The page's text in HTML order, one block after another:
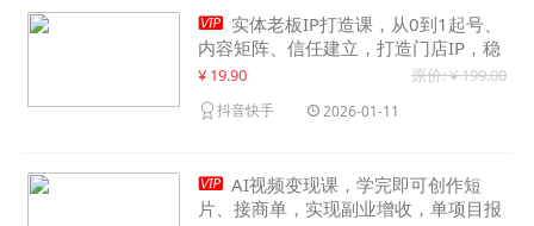
 实体老板IP打造课，从0到1起号、
内容矩阵、信任建立，打造门店IP，稳
定获客增收
¥ 19.90 原价: ¥ 199.00
抖音快手 2026-01-11
 AI视频变现课，学完即可创作短
片、接商单，实现副业增收，单项目报